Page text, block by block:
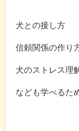
犬との接し方
信頼関係の作り
犬のストレス理
なども学べるた